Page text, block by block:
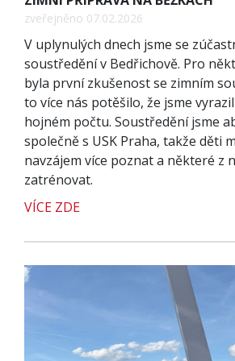
zveřejněno 07.02.2026
V uplynulých dnech jsme se
soustředění v Bedřichově. Pro
byla první zkušenost se zimním
to více nás potěšilo, že jsme
hojném počtu. Soustředění jsme
společně s USK Praha, takže děti
navzájem více poznat a některé z
zatrénovat.
VÍCE ZDE